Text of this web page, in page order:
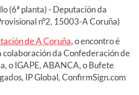
(6ª planta) - Deputación da
nº2, 15003-A Coruña)
de A Coruña, o encontro é
colaboración da Confederación de
o IGAPE, ABANCA, o Bufete
IP Global, ConfirmSign.com